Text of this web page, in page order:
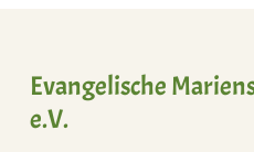
Evangelische
e.V.